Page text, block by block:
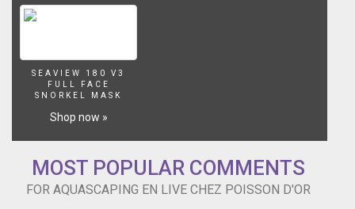
SEAVIEW 180 V3
FULL FACE
SNORKEL MASK
Shop now »
MOST POPULAR COMMENTS
FOR AQUASCAPING EN LIVE CHEZ POISSON D'OR